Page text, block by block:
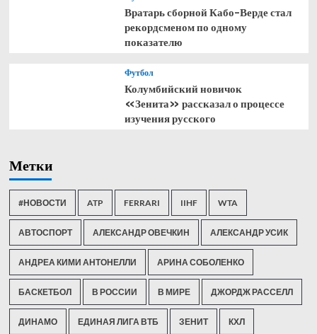
Вратарь сборной Кабо-Верде стал
рекордсменом по одному
показателю
Футбол
Колумбийский новичок
«Зенита» рассказал о процессе
изучения русского
Метки
#НОВОСТИ ATP FERRARI IIHF WTA
АВТОСПОРТ АЛЕКСАНДР ОВЕЧКИН АЛЕКСАНДР УСИК
АНДРЕА КИМИ АНТОНЕЛЛИ АРИНА СОБОЛЕНКО
БАСКЕТБОЛ В РОССИИ В МИРЕ ДЖОРДЖ РАССЕЛЛ
ДИНАМО ЕДИНАЯ ЛИГА ВТБ ЗЕНИТ КХЛ